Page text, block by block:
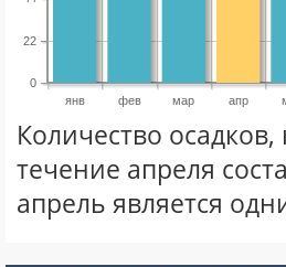
янв фев мар апр
0
22
Количество
течение апреля
апрель является